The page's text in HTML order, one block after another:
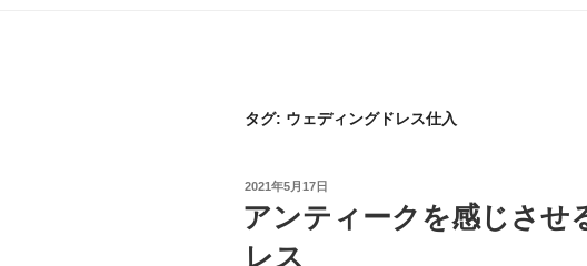
タグ: ウェディングドレス仕入
投
日:
2021年5月17日
アンティークを感じさせ
レス